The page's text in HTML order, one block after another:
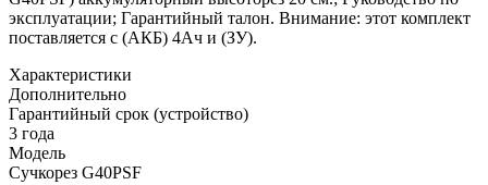
эксплуатации; Гарантийный талон. Внимание: этот комплект
поставляется с (АКБ) 4Ач и (ЗУ).
Характеристики
Дополнительно
Гарантийный срок (устройство)
3 года
Модель
Сучкорез G40PSF